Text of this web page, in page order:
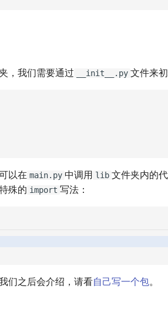
，我们需要通过 __init__.py 文件来
以在 main.py 中调用 lib 文件夹内的
殊的 import 写法：
们之后会介绍，请看自己写一个包。